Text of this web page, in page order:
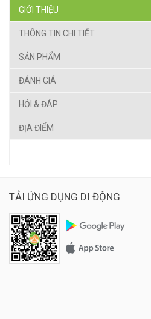
GIỚI THIỆU
THÔNG TIN CHI TIẾT
SẢN PHẨM
ĐÁNH GIÁ
HỎI & ĐÁP
ĐỊA ĐIỂM
TẢI ỨNG DỤNG DI ĐỘNG